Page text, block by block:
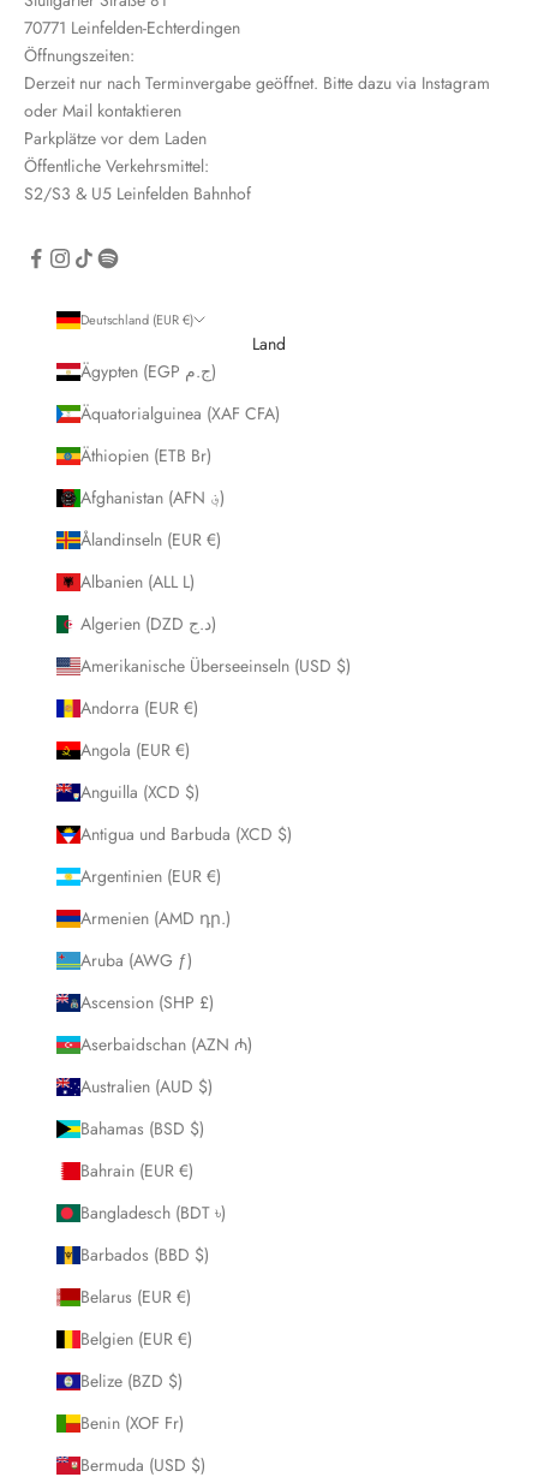
70771 Leinfelden-Echterdingen
Öffnungszeiten:
Derzeit nur nach Terminvergabe geöffnet. Bitte dazu via Instagram
oder Mail kontaktieren
Parkplätze vor dem Laden
Öffentliche Verkehrsmittel:
S2/S3 & U5 Leinfelden Bahnhof
Deutschland (EUR €)
Land
Ägypten (EGP ج.م)
Äquatorialguinea (XAF CFA)
Äthiopien (ETB Br)
Afghanistan (AFN ؋)
Ålandinseln (EUR €)
Albanien (ALL L)
Algerien (DZD د.ج)
Amerikanische Überseeinseln (USD $)
Andorra (EUR €)
Angola (EUR €)
Anguilla (XCD $)
Antigua und Barbuda (XCD $)
Argentinien (EUR €)
Armenien (AMD դր.)
Aruba (AWG ƒ)
Ascension (SHP £)
Aserbaidschan (AZN ₼)
Australien (AUD $)
Bahamas (BSD $)
Bahrain (EUR €)
Bangladesch (BDT ৳)
Barbados (BBD $)
Belarus (EUR €)
Belgien (EUR €)
Belize (BZD $)
Benin (XOF Fr)
Bermuda (USD $)